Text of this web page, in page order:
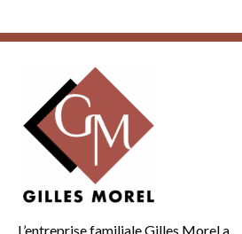
L’entreprise familiale Gilles Morel a